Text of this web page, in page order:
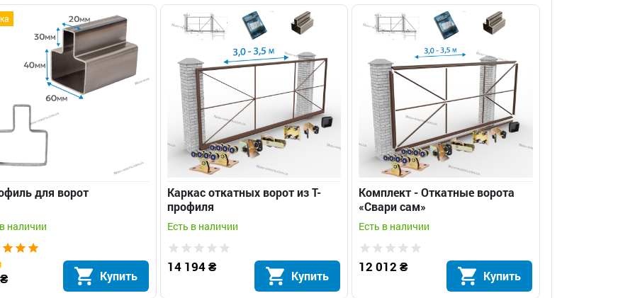
для ворот
наличии
Купить
Каркас откатных ворот из Т-
профиля
Есть в наличии
14 194 ₴
Купить
Комплект - Откатные ворота
«Свари сам»
Есть в наличии
12 012 ₴
Купить